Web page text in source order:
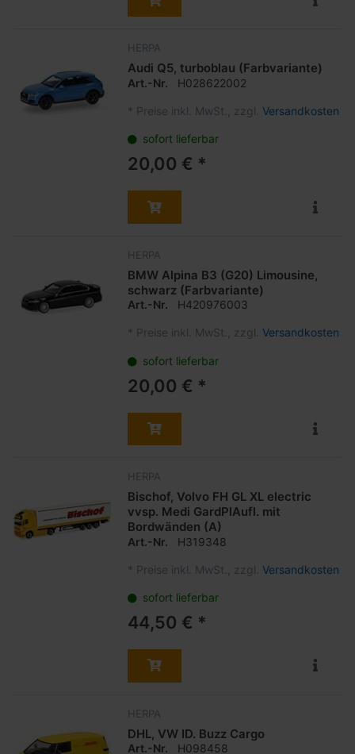
HERPA
Audi Q5, turboblau (Farbvariante)
Art.-Nr. H028622002
* Preise inkl. MwSt., zzgl. Versandkosten
sofort lieferbar
20,00 € *
HERPA
BMW Alpina B3 (G20) Limousine,
schwarz (Farbvariante)
Art.-Nr. H420976003
* Preise inkl. MwSt., zzgl. Versandkosten
sofort lieferbar
20,00 € *
HERPA
Bischof, Volvo FH GL XL electric
vvsp. Medi GardPlAufl. mit
Bordwänden (A)
Art.-Nr. H319348
* Preise inkl. MwSt., zzgl. Versandkosten
sofort lieferbar
44,50 € *
HERPA
DHL, VW ID. Buzz Cargo
Art.-Nr. H098458